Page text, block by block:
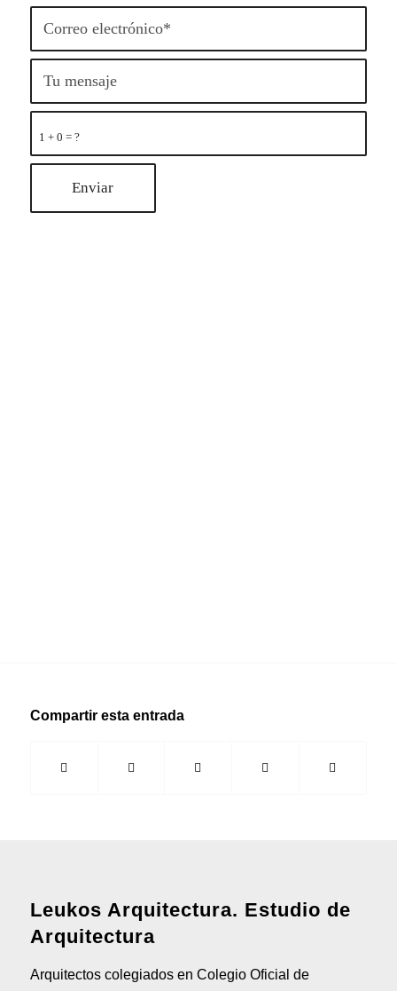
1 + 0 = ?
Compartir esta entrada
Leukos Arquitectura. Estudio de
Arquitectura
Arquitectos colegiados en Colegio Oficial de